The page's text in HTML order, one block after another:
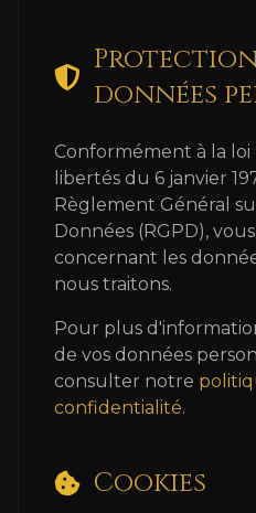
Protection
données
Conformément à la
libertés du 6 janvier
Règlement Général
Données (RGPD),
concernant les
nous traitons.
Pour plus
de vos données
consulter notre
confidentialité.
Cookies